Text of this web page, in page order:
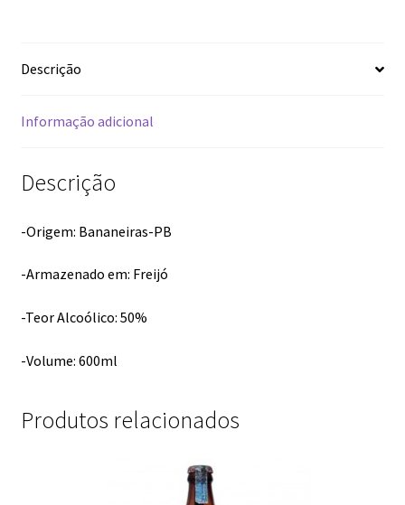
Descrição
Informação adicional
Descrição
-Origem: Bananeiras-PB
-Armazenado em: Freijó
-Teor Alcoólico: 50%
-Volume: 600ml
Produtos relacionados